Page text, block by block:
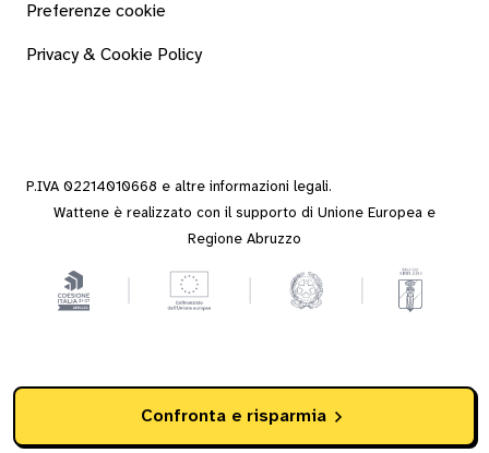
Confronta e risparmia
Preferenze cookie
Privacy & Cookie Policy
P.IVA 02214010668 e altre informazioni legali.
Wattene è realizzato con il supporto di Unione Europea e
Regione Abruzzo